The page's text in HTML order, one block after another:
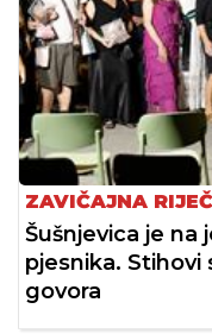
ZAVIČAJNA RIJEČ
Šušnjevica je
pjesnika. Stihovi
govora